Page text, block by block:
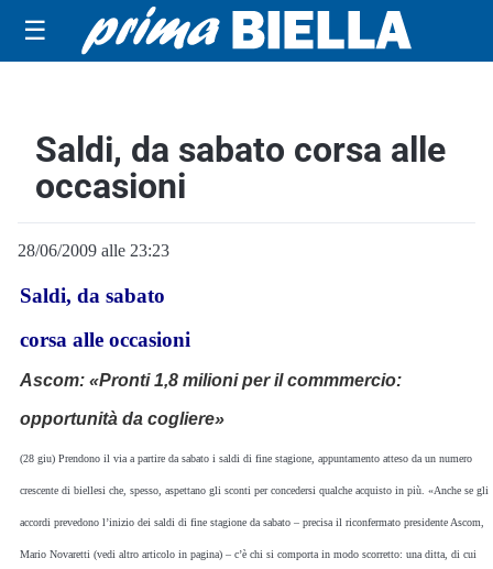
☰
Saldi, da sabato corsa alle
occasioni
28/06/2009 alle 23:23
Saldi, da sabato
corsa alle occasioni
Ascom: «Pronti 1,8 milioni per il commmercio:
opportunità da cogliere»
(28 giu) Prendono il via a partire da sabato i saldi di fine stagione, appuntamento atteso da un numero
crescente di biellesi che, spesso, aspettano gli sconti per concedersi qualche acquisto in più. «Anche se gli
accordi prevedono l’inizio dei saldi di fine stagione da sabato – precisa il riconfermato presidente Ascom,
Mario Novaretti (vedi altro articolo in pagina) – c’è chi si comporta in modo scorretto: una ditta, di cui